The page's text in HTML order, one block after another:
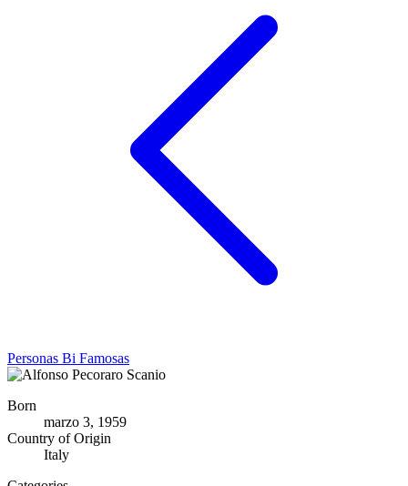
Personas Bi Famosas
Born
marzo 3, 1959
Country of Origin
Italy